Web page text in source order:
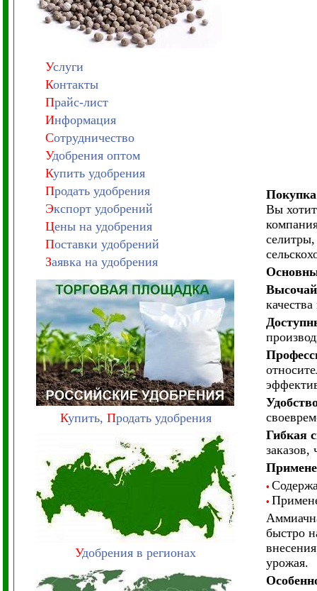
Услуги
Контакты
Прайс-лист
Информация
Сотрудничество
Удобрения оптом
Купить удобрения
Продать удобрения
Экспорт удобрений
Цены на удобрения
Поставки удобрений
Заявка на удобрения
Купить, Продать удобрения
Удобрения в регионах
Вы
Гибкая
заказов,
•
•
быстро
урожая.